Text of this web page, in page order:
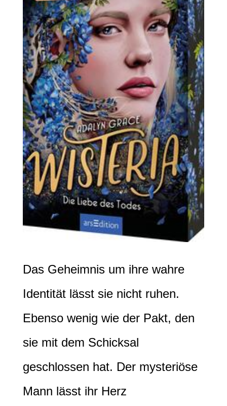
Das Geheimnis um ihre wahre
Identität lässt sie nicht ruhen.
Ebenso wenig wie der Pakt, den
sie mit dem Schicksal
geschlossen hat. Der mysteriöse
Mann lässt ihr Herz